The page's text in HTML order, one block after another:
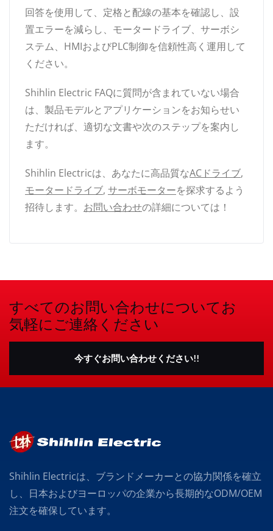
回答を使用して、定格と配線の基本を確認し、設
置エラーを減らし、モータードライブ、サーボシ
ステム、HMIおよびPLC制御を信頼性高く運用して
ください。
Shihlin Electric FAQに質問が含まれていない場合
は、製品モデルとアプリケーションをお知らせい
ただければ、適切な文書や次のステップを案内し
ます。
Shihlin Electricは、あなたに高品質なACドライブ,
モータードライブ, サーボモーターを探求するよう
招待します。 お問い合わせの詳細については！
すべてのお問い合わせについてお
気軽にご連絡ください
今すぐお問い合わせください!!
Shihlin Electricは、ブランドメーカーとの協力関係を確立
し、日本およびヨーロッパの企業から長期的なODM/OEM
注文を確保しています。